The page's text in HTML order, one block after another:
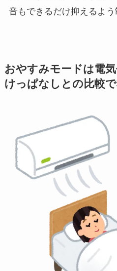
音もできるだけ抑えるよう
おやすみモードは電
けっぱなしとの比較